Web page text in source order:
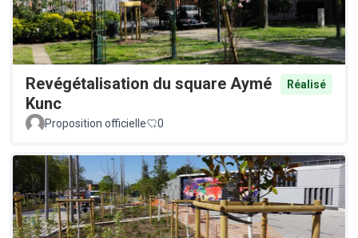
Revégétalisation du square Aymé
Kunc
Réalisé
Proposition officielle 0